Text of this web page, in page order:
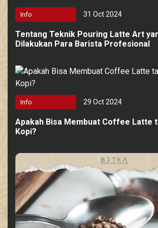
Info 31 Oct 2024
Tentang Teknik Pouring Latte Art
Dilakukan Para Barista Profesional
Info 29 Oct 2024
Apakah Bisa Membuat Coffee Latte
Kopi?